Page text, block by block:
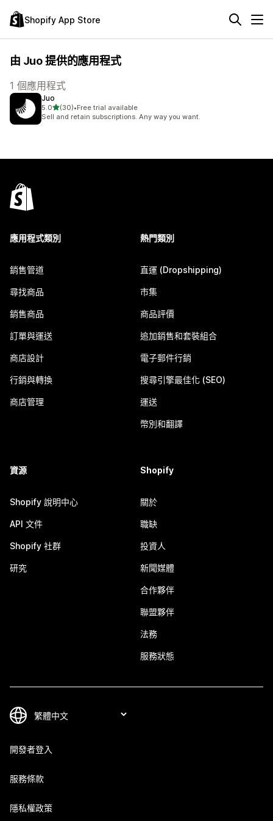
Shopify App Store
由 Juo 提供的應用程式
1 個應用程式
Juo
5.0滿分 5 顆星
(30)
共有 30 則評價
•Free trial available
Sell and retain subscriptions. Any way you want.
應用程式類別
銷售管道
尋找商品
銷售商品
訂單與運送
商店設計
行銷與轉換
商店管理
熱門類別
直運 (Dropshipping)
市集
商品評價
追加銷售和套裝組合
電子郵件行銷
搜尋引擎最佳化 (SEO)
運送
幣別和翻譯
資源
Shopify 說明中心
API 文件
Shopify 社群
研究
Shopify
關於
職缺
投資人
新聞媒體
合作夥伴
聯盟夥伴
法務
服務狀態
開發者登入
服務條款
隱私權政策